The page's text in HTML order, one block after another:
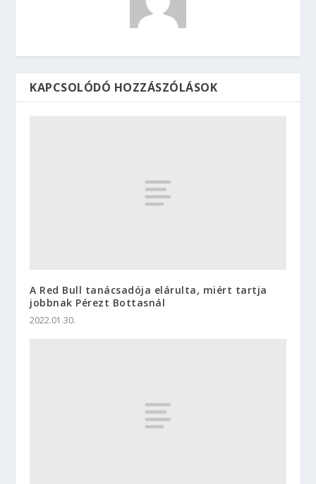
KAPCSOLÓDÓ HOZZÁSZÓLÁSOK
A Red Bull tanácsadója elárulta, miért tartja
jobbnak Pérezt Bottasnál
2022.01.30.